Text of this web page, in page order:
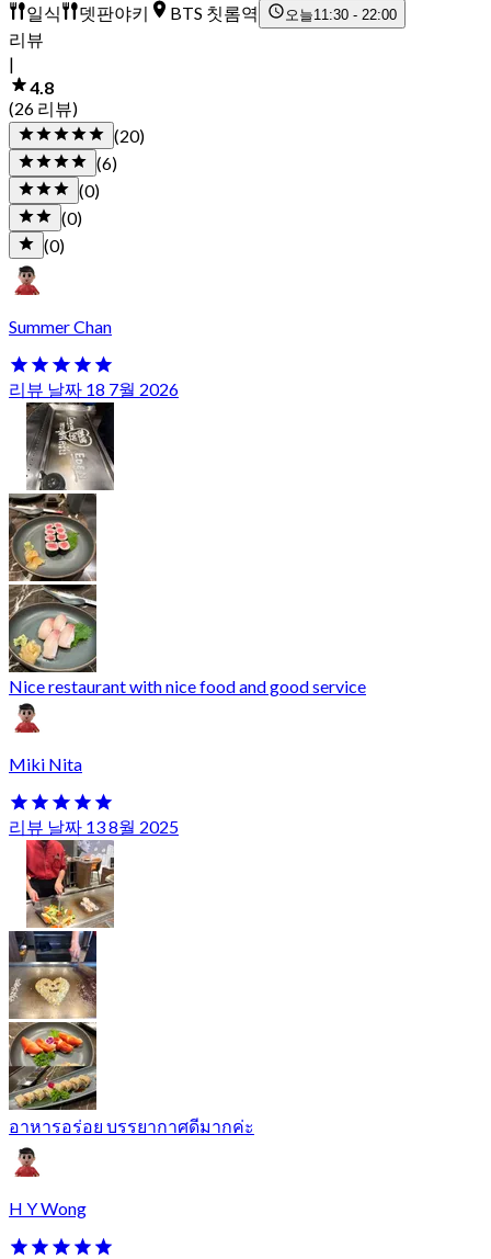
일식
뎃판야키 BTS 칫롬역 오늘11:30 - 22:00
리뷰
|
4.8
(26 리뷰)
(20)
(6)
(0)
(0)
(0)
Summer Chan
리뷰 날짜 18 7월 2026
Nice restaurant with nice food and good service
Miki Nita
리뷰 날짜 13 8월 2025
อาหารอร่อย บรรยากาศดีมากค่ะ
H Y Wong